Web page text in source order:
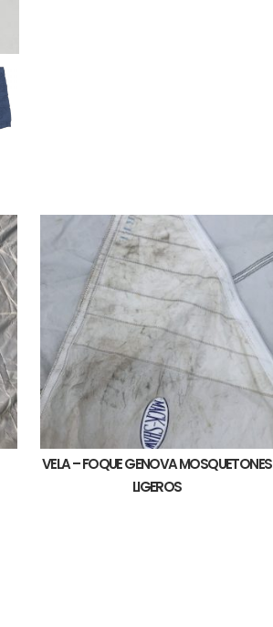
VELA – FOQUE GENOVA MOSQUETONES
LIGEROS